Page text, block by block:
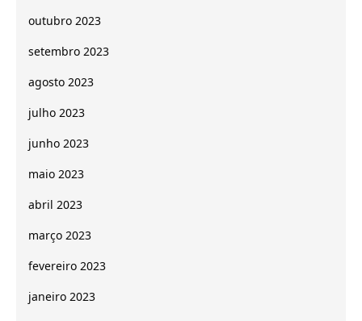
outubro 2023
setembro 2023
agosto 2023
julho 2023
junho 2023
maio 2023
abril 2023
março 2023
fevereiro 2023
janeiro 2023